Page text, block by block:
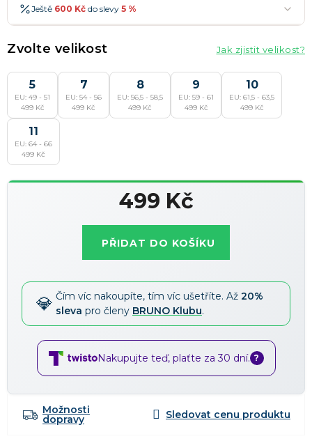
Ještě 600 Kč do slevy 5 %
1 200 Kč -10 % Nejoblíbenější
1 500 Kč →-15 %
Zvolte velikost Jak zjistit velikost?
5
EU: 49 - 51
499 Kč
7
EU: 54 - 56
499 Kč
8
EU: 56,5 - 58,5
499 Kč
9
EU: 59 - 61
499 Kč
10
EU: 61,5 - 63,5
499 Kč
11
EU: 64 - 66
499 Kč
499 Kč
PŘIDAT DO KOŠÍKU
Čím víc nakoupíte, tím víc ušetříte. Až 20%
sleva pro členy BRUNO Klubu.
Nakupujte teď, plaťte za 30 dní. ?
Možnosti
dopravy